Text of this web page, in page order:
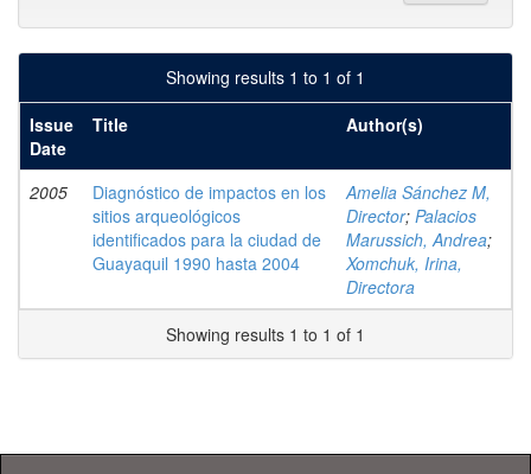
Showing results 1 to 1 of 1
Issue
Date
Title Author(s)
2005
Diagnóstico de impactos en los
sitios arqueológicos
identificados para la ciudad de
Guayaquil 1990 hasta 2004
Amelia Sánchez M,
Director; Palacios
Marussich, Andrea;
Xomchuk, Irina,
Directora
Showing results 1 to 1 of 1